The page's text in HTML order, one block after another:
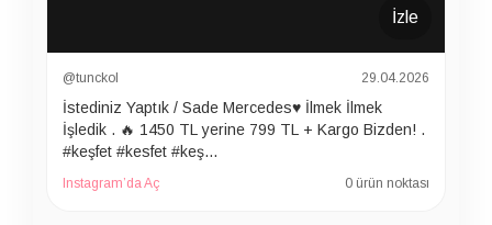
İzle
@tunckol 29.04.2026
İstediniz Yaptık / Sade Mercedes♥️ İlmek İlmek
İşledik . 🔥 1450 TL yerine 799 TL + Kargo Bizden! .
#keşfet #kesfet #keş…
Instagram’da Aç 0 ürün noktası